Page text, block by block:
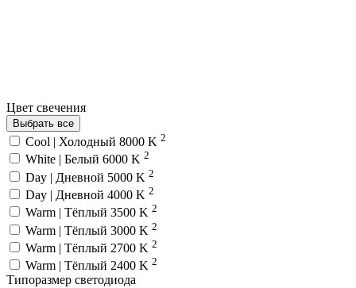
Цвет свечения
Выбрать все
Cool | Холодный 8000 K 2
White | Белый 6000 K 2
Day | Дневной 5000 K 2
Day | Дневной 4000 K 2
Warm | Тёплый 3500 K 2
Warm | Тёплый 3000 K 2
Warm | Тёплый 2700 K 2
Warm | Тёплый 2400 K 2
Типоразмер светодиода